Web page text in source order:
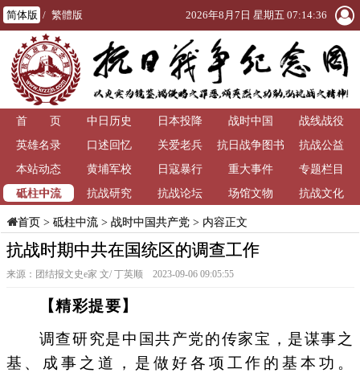
简体版 / 繁體版 2026年8月7日 星期五 07:14:37
首 页 中日历史 日本投降 战时中国
战线战役
英雄名录
口述回忆 关爱老兵
抗日战争图书
馆
抗战公益
本站动态
黄埔军校 日寇暴行 重大事件
专题栏目
砥柱中流
抗战研究 抗战论坛 场馆文物 抗战文化
首页> 砥柱中流> 战时中国共产党> 内容正文
抗战时期中共在国统区的调查工作
来源：团结报文史e家 文/ 丁英顺 2023-09-06 09:05:55
【精彩提要】
调查研究是中国共产党的传家宝，是谋事之
基、成事之道，是做好各项工作的基本功。